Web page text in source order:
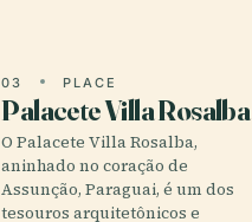
03 PLACE
Palacete Villa Rosalba
O Palacete Villa Rosalba,
aninhado no coração de
Assunção, Paraguai, é um dos
tesouros arquitetônicos e